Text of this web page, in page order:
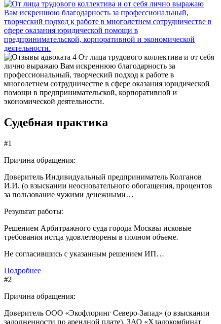
От лица трудового коллектива и от себя
лично выражаю Вам искреннюю благодарность за
профессиональный, творческий подход к работе в
многолетнем сотрудничестве в сфере оказания юридической
помощи в предпринимательской, корпоративной и
экономической деятельности.
Судебная практика
#1
Причина обращения:
Доверитель Индивидуальный предприниматель Колганов
И.И. (о взыскании неосновательного обогащения, процентов
за пользование чужими денежными…
Результат работы:
Решением Арбитражного суда города Москвы исковые
требования истца удовлетворены в полном объеме.
Не согласившись с указанным решением ИП…
Подробнее
#2
Причина обращения:
Доверитель ООО «Экофлоринг Северо-Запад» (о взыскании
задолженности по арендной плате). ЗАО «Хладокомбинат